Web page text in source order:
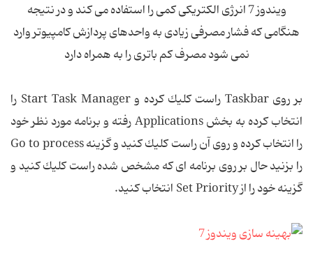
ویندوز 7 انرژی الکتریکی كمی را استفاده می كند و در نتیجه
هنگامی که فشار مصرفی زیادی به واحدهای پردازش کامپیوتر وارد
نمی شود مصرف كم باتری را به همراه دارد
بر روی Taskbar راست كلیك كرده و Start Task Manager را
انتخاب كرده به بخش Applications رفته و برنامه مورد نظر خود
را انتخاب كرده و روی آن راست كلیك كنید و گزینه Go to process
را بزنید حال بر روی برنامه ای كه مشخص شده راست كلیك كنید و
گزینه خود را از Set Priority انتخاب كنید.